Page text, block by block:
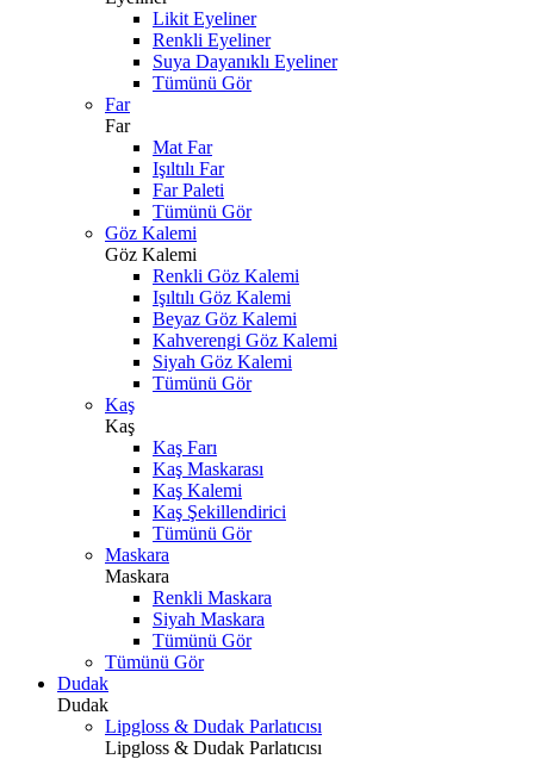
Likit Eyeliner
Renkli Eyeliner
Suya Dayanıklı Eyeliner
Tümünü Gör
Far
Far
Mat Far
Işıltılı Far
Far Paleti
Tümünü Gör
Göz Kalemi
Göz Kalemi
Renkli Göz Kalemi
Işıltılı Göz Kalemi
Beyaz Göz Kalemi
Kahverengi Göz Kalemi
Siyah Göz Kalemi
Tümünü Gör
Kaş
Kaş
Kaş Farı
Kaş Maskarası
Kaş Kalemi
Kaş Şekillendirici
Tümünü Gör
Maskara
Maskara
Renkli Maskara
Siyah Maskara
Tümünü Gör
Tümünü Gör
Dudak
Dudak
Lipgloss & Dudak Parlatıcısı
Lipgloss & Dudak Parlatıcısı